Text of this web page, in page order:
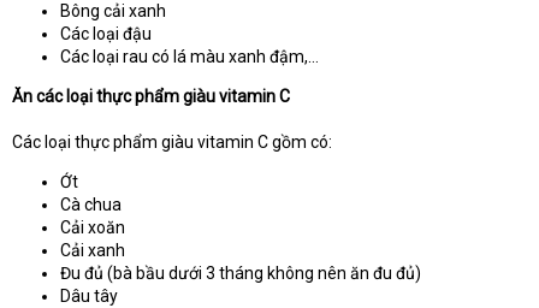
Bông cải xanh
Các loại đậu
Các loại rau có lá màu xanh đậm,…
Ăn các loại thực phẩm giàu vitamin C
Các loại thực phẩm giàu vitamin C gồm có:
Ớt
Cà chua
Cải xoăn
Cải xanh
Đu đủ (bà bầu dưới 3 tháng không nên ăn đu đủ)
Dâu tây